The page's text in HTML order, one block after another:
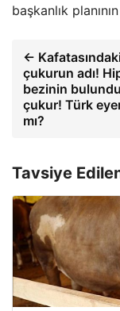
başkanlık
←
çukurun adı!
bezinin
çukur! Türk
mı?
Tavsiye